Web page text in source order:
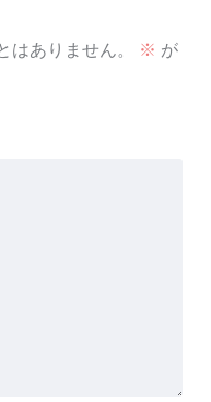
はありません。 ※ が